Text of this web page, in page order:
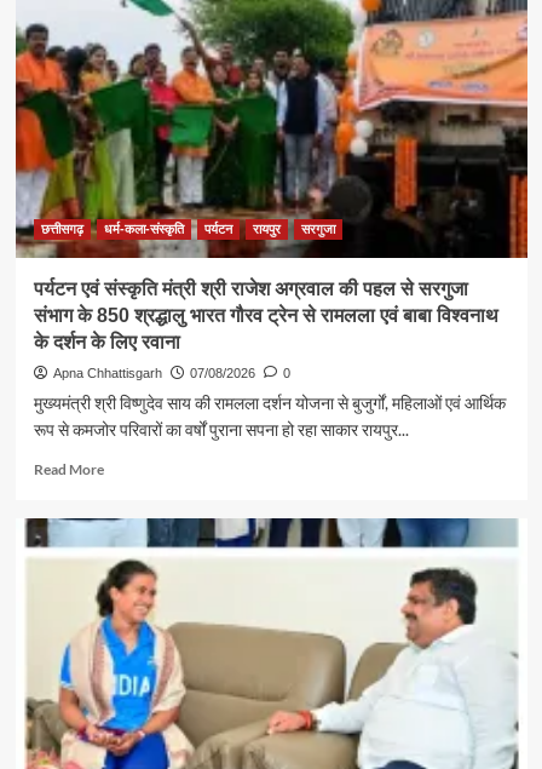
एकजुटता
सामाजिक
विकास
की
बड़ी
शक्ति
राजेश
अग्रवाल
छत्तीसगढ़ धर्म-कला-संस्कृति पर्यटन रायपुर सरगुजा
पर्यटन एवं संस्कृति मंत्री श्री राजेश अग्रवाल की पहल से सरगुजा
संभाग के 850 श्रद्धालु भारत गौरव ट्रेन से रामलला एवं बाबा विश्वनाथ
के दर्शन के लिए रवाना
Apna Chhattisgarh 07/08/2026 0
मुख्यमंत्री श्री विष्णुदेव साय की रामलला दर्शन योजना से बुजुर्गों, महिलाओं एवं आर्थिक
रूप से कमजोर परिवारों का वर्षों पुराना सपना हो रहा साकार रायपुर...
Read MoreRead
पर्यटन
एवं
संस्कृति
मंत्री
श्री
राजेश
अग्रवाल
की
पहल
से
सरगुजा